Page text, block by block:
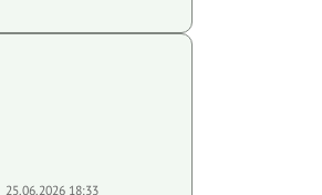
25.06.2026 18:33